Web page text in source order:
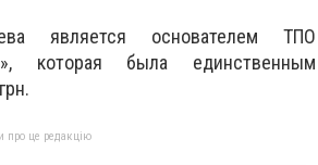
является основателем ТПО
которая была единственным
про це редакцію